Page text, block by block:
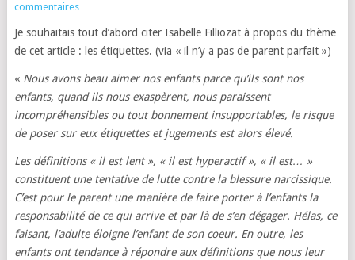
commentaires
Je souhaitais tout d’abord citer Isabelle Filliozat à propos du thème
de cet article : les étiquettes. (via « il n’y a pas de parent parfait »)
« Nous avons beau aimer nos enfants parce qu’ils sont nos
enfants, quand ils nous exaspèrent, nous paraissent
incompréhensibles ou tout bonnement insupportables, le risque
de poser sur eux étiquettes et jugements est alors élevé.
Les définitions « il est lent », « il est hyperactif », « il est… »
constituent une tentative de lutte contre la blessure narcissique.
C’est pour le parent une manière de faire porter à l’enfants la
responsabilité de ce qui arrive et par là de s’en dégager. Hélas, ce
faisant, l’adulte éloigne l’enfant de son coeur. En outre, les
enfants ont tendance à répondre aux définitions que nous leur